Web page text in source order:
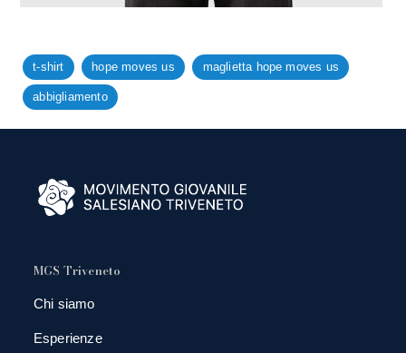
t-shirt hope moves us maglietta hope moves us
abbigliamento
MGS Triveneto
Chi siamo
Esperienze